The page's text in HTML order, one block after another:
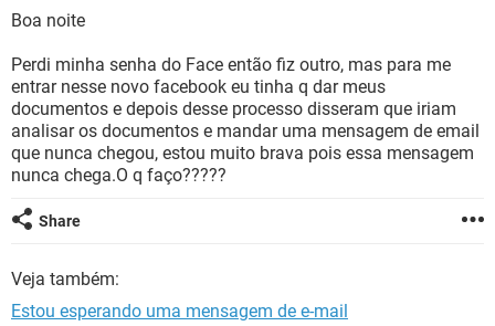
GUIA DE COMPRAS
CELULAR
OUTLOOK EXCEL
INSTAGRAM GMAIL
GUIA DE COMPRAS
Boa noite
Perdi minha senha do Face então fiz outro, mas para me
entrar nesse novo facebook eu tinha q dar meus
documentos e depois desse processo disseram que iriam
analisar os documentos e mandar uma mensagem de email
que nunca chegou, estou muito brava pois essa mensagem
nunca chega.O q faço?????
Share
Veja também:
Estou esperando uma mensagem de e-mail